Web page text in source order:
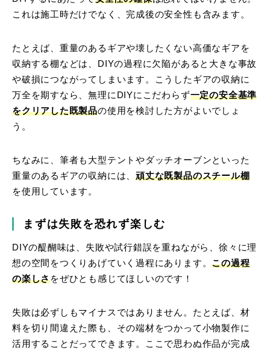
これは施工時だけでなく、完成後の安全性も含みます。
たとえば、重量のあるギアや壊したくない高価なギアを
収納する棚などは、DIYの過程に欠陥があると大きな事故
や破損につながってしまいます。こうしたギアの収納に
万全を期すなら、無理にDIYにこだわらず一定の安全基準
をクリアした既製品の使用を検討した方がよいでしょ
う。
ちなみに、筆者も大型テントやダッチオーブンといった
重量のあるギアの収納には、頑丈な既製品のスチール棚
を使用しています。
まずは失敗を恐れず楽しむ
DIYの醍醐味は、失敗や試行錯誤を重ねながら、徐々に理
想の空間をつくりあげていく過程にあります。この過程
の楽しさをぜひとも感じてほしいのです！
失敗は必ずしもマイナスではありません。たとえば、材
料を切り間違えた際も、その端材をつかって小物製作に
活用することだってできます。ここで思わぬ作品が完成